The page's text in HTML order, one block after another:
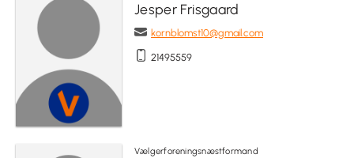
Jesper Frisgaard
kornblomst10@gmail.com
21495559
Vælgerforeningsnæstformand